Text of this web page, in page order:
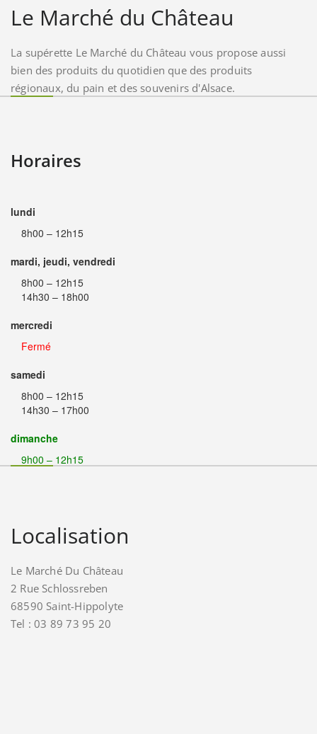
Le Marché du Château
La supérette Le Marché du Château vous propose aussi
bien des produits du quotidien que des produits
régionaux, du pain et des souvenirs d'Alsace.
Horaires
lundi
8h00 – 12h15
mardi, jeudi, vendredi
8h00 – 12h15
14h30 – 18h00
mercredi
Fermé
samedi
8h00 – 12h15
14h30 – 17h00
dimanche
9h00 – 12h15
Localisation
Le Marché Du Château
2 Rue Schlossreben
68590 Saint-Hippolyte
Tel : 03 89 73 95 20